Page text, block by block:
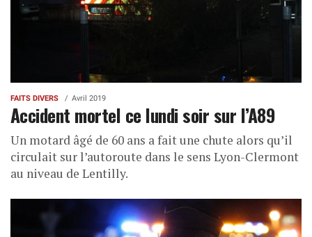
FAITS DIVERS Avril 2019
Accident mortel ce lundi soir sur l’A89
Un motard âgé de 60 ans a fait une chute alors qu’il
circulait sur l’autoroute dans le sens Lyon-Clermont
au niveau de Lentilly.